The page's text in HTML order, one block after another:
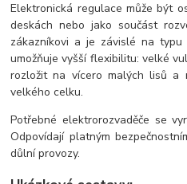
Elektronická regulace může být
deskách nebo jako součást
zákazníkovi a je závislé na
umožňuje vyšší flexibilitu: velké
rozložit na vícero malých lisů
velkého celku.
Potřebné elektrorozvaděče se
Odpovídají platným
důlní provozy.